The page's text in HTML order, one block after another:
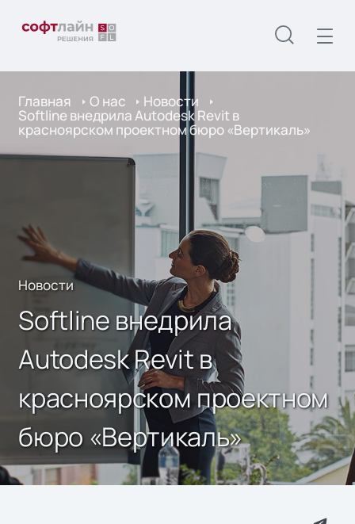
Главная О нас Новости
Softline внедрила Autodesk Revit в
красноярском проектном бюро «Вертикаль»
Новости
Softline внедрила
Autodesk Revit в
красноярском проектном
бюро «Вертикаль»